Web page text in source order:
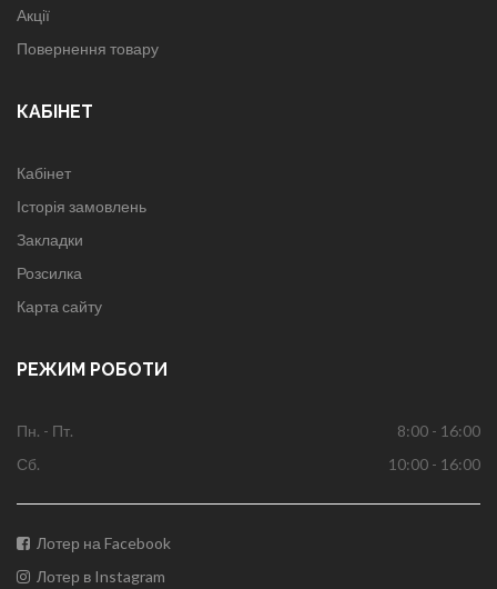
Акції
Повернення товару
КАБІНЕТ
Кабінет
Історія замовлень
Закладки
Розсилка
Карта сайту
РЕЖИМ РОБОТИ
Пн. - Пт.
8:00 - 16:00
Сб.
10:00 - 16:00
Лотер на Facebook
Лотер в Instagram